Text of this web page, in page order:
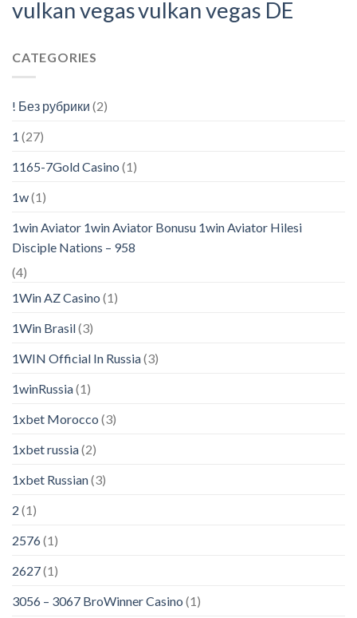
vulkan vegasvulkan vegas DE
CATEGORIES
! Без рубрики (2)
1 (27)
1165-7Gold Casino (1)
1w(1)
1win Aviator 1win Aviator Bonusu 1win Aviator Hilesi
Disciple Nations – 958
(4)
1Win AZ Casino (1)
1Win Brasil(3)
1WIN Official In Russia(3)
1winRussia(1)
1xbet Morocco (3)
1xbet russia(2)
1xbet Russian(3)
2 (1)
2576(1)
2627(1)
3056 – 3067 BroWinner Casino (1)